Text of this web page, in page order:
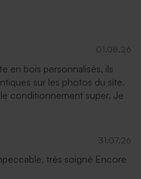
01.08.26
en bois personnalisés, ils
sur les photos du site.
conditionnement super. Je
31.07.26
très soigné Encore